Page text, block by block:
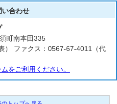
い合わせ
町南本田335
） ファクス：0567-67-4011（代
をご利用ください。